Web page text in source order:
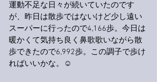
運動不足な日々が続いていたのです
が、昨日は散歩ではないけど少し遠い
スーパーに行ったので4,166歩。今日は
暖かくて気持ち良く鼻歌歌いながら散
歩できたので6,992歩。この調子で歩け
ればいいかな。☺️